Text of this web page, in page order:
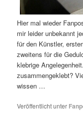
Hier mal wieder
mir leider unbekannt
für den Künstler,
zweitens für die
klebrige
zusammengeklebt?
wissen …
Veröffentlicht unter